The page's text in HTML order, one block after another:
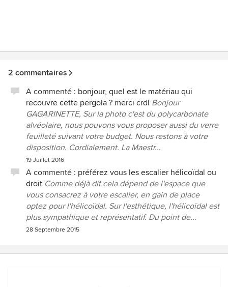
2 commentaires
A commenté : bonjour, quel est le matériau qui
recouvre cette pergola ? merci crdl Bonjour
GAGARINETTE, Sur la photo c'est du polycarbonate
alvéolaire, nous pouvons vous proposer aussi du verre
feuilleté suivant votre budget. Nous restons à votre
disposition. Cordialement. La Maestr...
19 Juillet 2016
A commenté : préférez vous les escalier hélicoïdal ou
droit Comme déjà dit cela dépend de l'espace que
vous consacrez à votre escalier, en gain de place
optez pour l'hélicoïdal. Sur l'esthétique, l'hélicoïdal est
plus sympathique et représentatif. Du point de...
28 Septembre 2015